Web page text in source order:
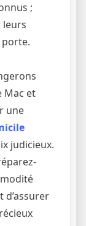
;
leurs
Mac et
une
judicieux.
d’assurer